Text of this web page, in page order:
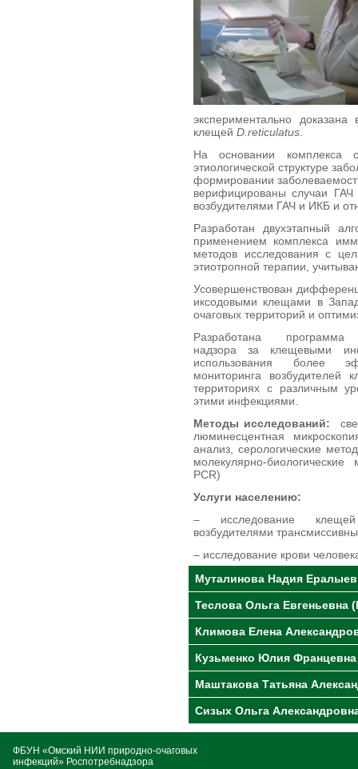
экспериментально
клещей D reticulatus
На основании комплекса
этиологической структуре
формировании
верифицированы случаи
возбудителями ГАЧ и ИКБ и
Разработан двухэтапный
применением комплекса
методов исследования с
этиотропной терапии,
Усовершенствован
иксодовыми клещами в
очаговых территорий и
Разработана программа
надзора за клещевыми
использования более
мониторинга возбудителей
территориях с различным
этими инфекциями.
Методы исследований:
люминесцентная
анализ, серологические
молекулярно-
PCR)
Услуги населению:
– исследование
возбудителями
– исследование крови
Муталинова Надия
Теслова Ольга
Климова Елена
Кузьменко Юлия
Маштакова Татьяна
Сизых Ольга
ФБУН «Омский НИИ природно-очаговых
инфекций» Роспотребнадзора